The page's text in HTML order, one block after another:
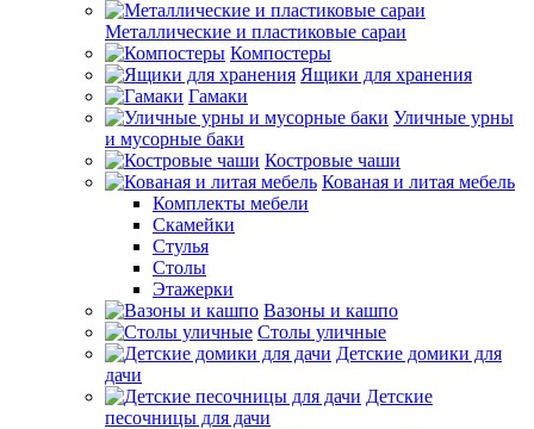
Металлические и пластиковые сараи
Компостеры
Ящики для хранения
Гамаки
Уличные урны
и мусорные баки
Костровые чаши
Кованая и литая мебель
Комплекты мебели
Скамейки
Стулья
Столы
Этажерки
Вазоны и кашпо
Столы уличные
Детские домики для
дачи
Детские
песочницы для дачи